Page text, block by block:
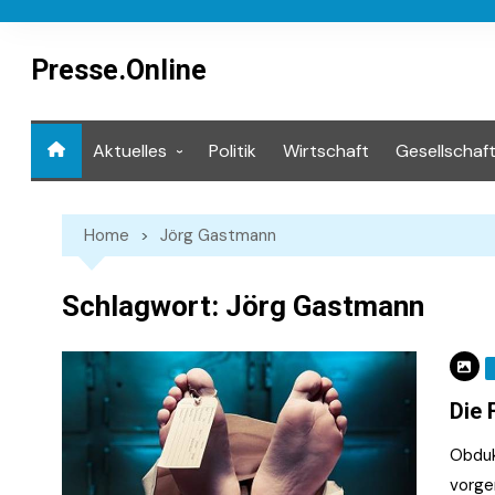
contentPresse.Online
Aktuelles Politik Wirtschaft Gesellschaft
Home Jörg Gastmann
Schlagwort: Jörg Gastmann
Die